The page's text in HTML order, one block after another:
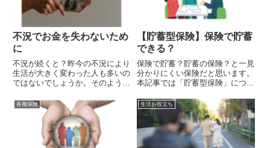
不況でお金を失わないため
に
不況が続くと？昨今の不況により
生活が大きく変わった人も多いの
ではないでしょうか。そのような
います。不安のスキにつけ込む悪
質な商法などが増えています。不
況による不安でお金を失わないた
めに、注意することとは？不安
【貯蓄型保険】保険で貯蓄
できる？
保険で貯蓄？貯蓄の保険？と一見
分かりにくい保険だと思います。
本記事では「貯蓄型保険」につい
各種保険 生活お役立ち